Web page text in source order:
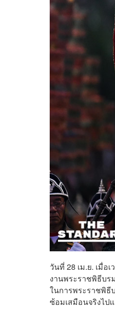
วันที่ 28 เม.ย. เมื่
งานพระราชพิธีบร
ในการพระราชพิธี
ซ้อมเสมือนจริงไป